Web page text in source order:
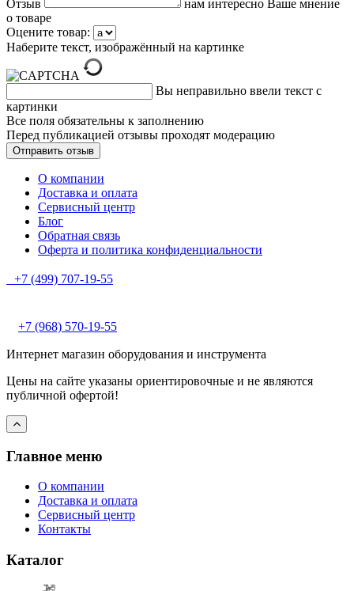
Отзыв
нам интересно Ваше мнение
о товаре
Оцените товар:
Наберите текст, изображённый на картинке
Вы неправильно ввели текст с
картинки
Все поля обязательны к заполнению
Перед публикацией отзывы проходят модерацию
О компании
Доставка и оплата
Сервисный центр
Блог
Обратная связь
Оферта и политика конфиденциальности
+7 (499) 707-19-55
+7 (968) 570-19-55
Интернет магазин оборудования и инструмента
Цены на сайте указаны ориентировочные и не являются
публичной офертой!
Главное меню
О компании
Доставка и оплата
Сервисный центр
Контакты
Каталог